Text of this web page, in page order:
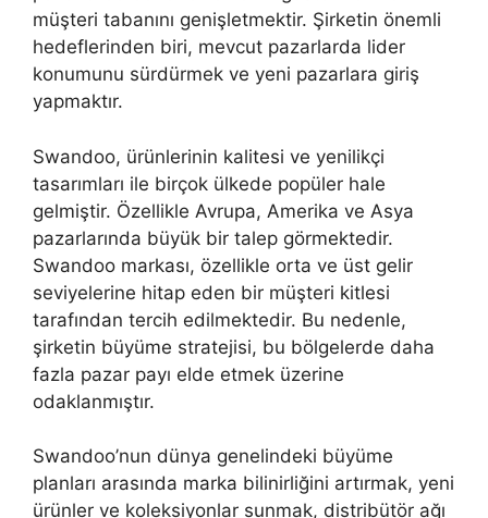
müşteri tabanını genişletmektir. Şirketin önemli
hedeflerinden biri, mevcut pazarlarda lider
konumunu sürdürmek ve yeni pazarlara giriş
yapmaktır.
Swandoo, ürünlerinin kalitesi ve yenilikçi
tasarımları ile birçok ülkede popüler hale
gelmiştir. Özellikle Avrupa, Amerika ve Asya
pazarlarında büyük bir talep görmektedir.
Swandoo markası, özellikle orta ve üst gelir
seviyelerine hitap eden bir müşteri kitlesi
tarafından tercih edilmektedir. Bu nedenle,
şirketin büyüme stratejisi, bu bölgelerde daha
fazla pazar payı elde etmek üzerine
odaklanmıştır.
Swandoo’nun dünya genelindeki büyüme
planları arasında marka bilinirliğini artırmak, yeni
ürünler ve koleksiyonlar sunmak, distribütör ağı